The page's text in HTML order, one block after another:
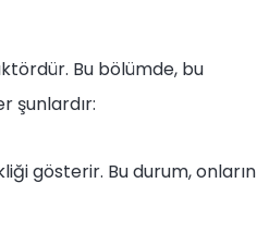
Bu bölümde, bu
şunlardır:
gösterir. Bu durum, onların